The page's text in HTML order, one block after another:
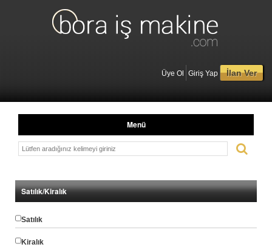
Üye Ol Giriş Yap İlan Ver
Menü
Satılık/Kiralık
Satılık
Kiralık